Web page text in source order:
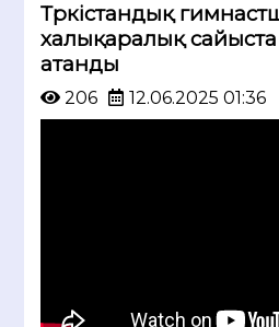
Түркістандық
халықаралық
атанды
206 12.06.2025 01:36